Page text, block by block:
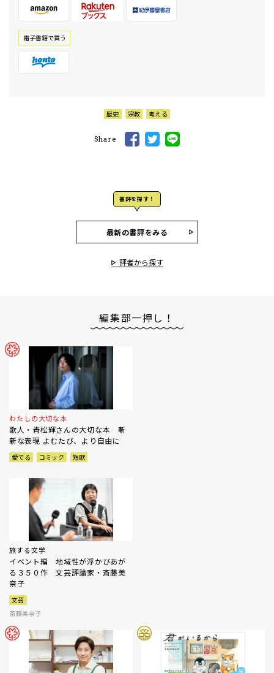
電⼦書籍で買う
歴史 宗教 考える
Share
書評を探す！
最新の書評をみる
評者から探す
編集部一押し！
わたしの大切な本
歌人・青松輝さんの大切な本 斬
新な表現 よむたび、より自由に
愛でる コミック 短歌
旅する文学
イベント編 地域性が浮かびあが
る３５０作 文芸評論家・斎藤美
奈子
文芸
斎藤美奈子